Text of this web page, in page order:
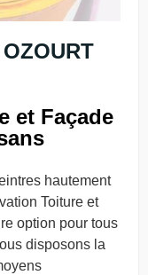
et Façade
hautement
Toiture et
option pour tous
disposons la